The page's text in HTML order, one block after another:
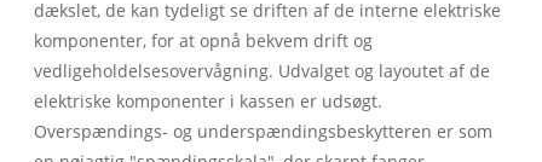
dækslet, de kan tydeligt se driften af ​​de interne elektriske
komponenter, for at opnå bekvem drift og
vedligeholdelsesovervågning. Udvalget og layoutet af de
elektriske komponenter i kassen er udsøgt.
Overspændings- og underspændingsbeskytteren er som